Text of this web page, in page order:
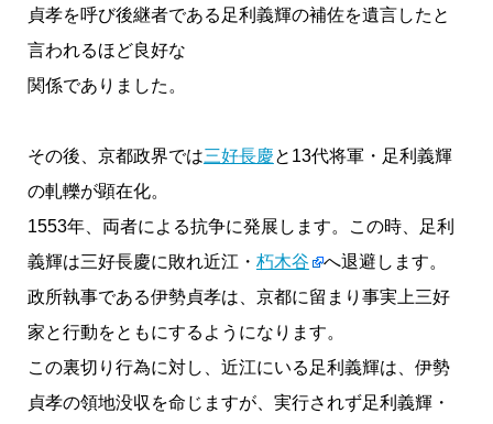
貞孝を呼び後継者である足利義輝の補佐を遺言したと
言われるほど良好な
関係でありました。
その後、京都政界では三好長慶と13代将軍・足利義輝
の軋轢が顕在化。
1553年、両者による抗争に発展します。この時、足利
義輝は三好長慶に敗れ近江・ 朽木谷
へ退避します。
政所執事である伊勢貞孝は、京都に留まり事実上三好
家と行動をともにするようになります。
この裏切り行為に対し、近江にいる足利義輝は、伊勢
貞孝の領地没収を命じますが、実行されず足利義輝・